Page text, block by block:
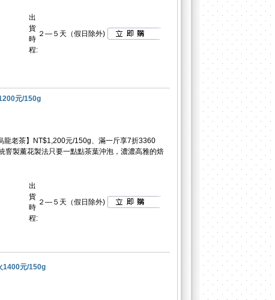
出
貨
時
程:
２—５天（假日除外)
元/150g
龍老茶】NT$1,200元/150g、滿一斤享7折3360
窨製薰花製法只要一點點茶葉沖泡，濃濃高雅的焙
出
貨
時
程:
２—５天（假日除外)
1400元/150g